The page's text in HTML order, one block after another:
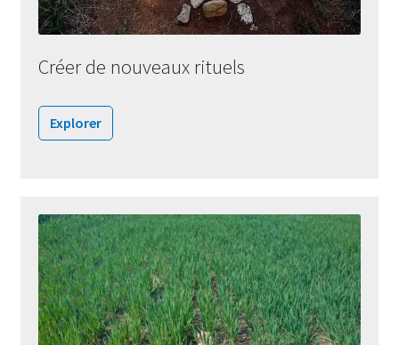
Créer de nouveaux rituels
Explorer